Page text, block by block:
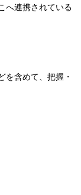
へ連携されている
を含めて、把握・